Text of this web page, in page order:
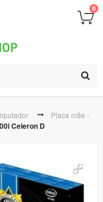
0
Placa mãe -
Celeron D